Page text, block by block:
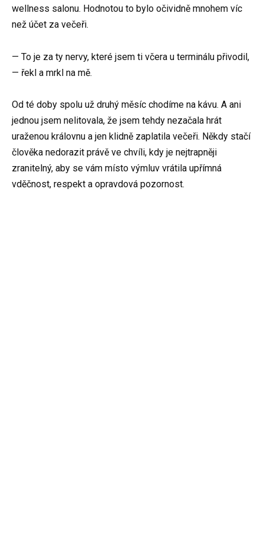
wellness salonu. Hodnotou to bylo očividně mnohem víc
než účet za večeři.
— To je za ty nervy, které jsem ti včera u terminálu přivodil,
— řekl a mrkl na mě.
Od té doby spolu už druhý měsíc chodíme na kávu. A ani
jednou jsem nelitovala, že jsem tehdy nezačala hrát
uraženou královnu a jen klidně zaplatila večeři. Někdy stačí
člověka nedorazit právě ve chvíli, kdy je nejtrapněji
zranitelný, aby se vám místo výmluv vrátila upřímná
vděčnost, respekt a opravdová pozornost.